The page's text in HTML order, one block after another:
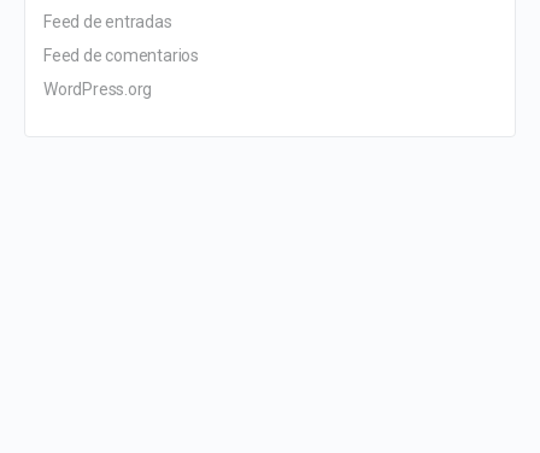
Feed de entradas
Feed de comentarios
WordPress.org